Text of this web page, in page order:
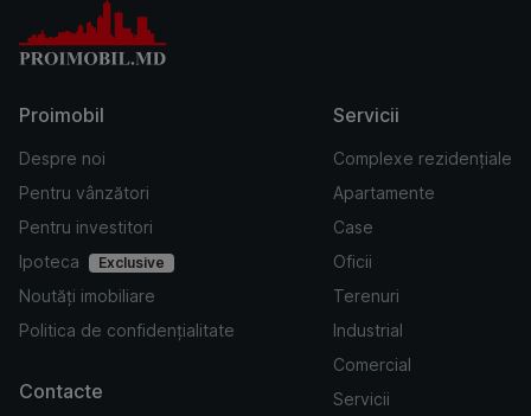
Proimobil
Despre noi
Pentru vânzători
Pentru investitori
Ipoteca
Exclusive
Noutăți imobiliare
Politica de confidențialitate
Servicii
Complexe rezidențiale
Apartamente
Case
Oficii
Terenuri
Industrial
Comercial
Servicii
Contacte